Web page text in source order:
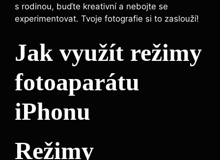
s rodinou, buďte kreativní a nebojte se
experimentovat. Tvoje fotografie si to zaslouží!
Jak využít režimy
fotoaparátu
iPhonu
Režimy